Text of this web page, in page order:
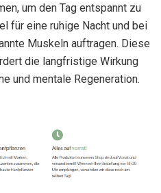
um den Tag entspannt zu
für eine ruhige Nacht und bei
Muskeln auftragen. Diese
die langfristige Wirkung
und mentale Regeneration.